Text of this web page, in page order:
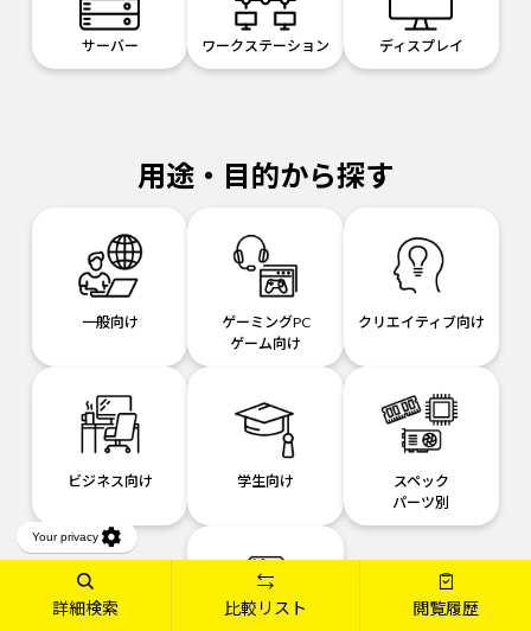
詳細検索 比較リスト 閲覧履歴
サーバー ワークステーション ディスプレイ
用途・目的から探す
一般向け
ゲーミングPC
ゲーム向け
クリエイティブ向け
ビジネス向け 学生向け
スペック
パーツ別